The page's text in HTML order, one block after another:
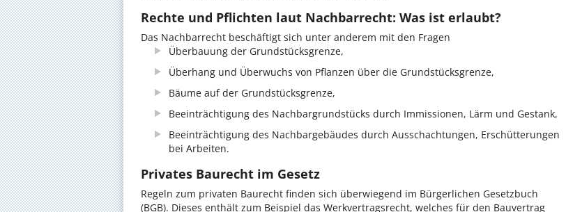
Rechte und Pflichten laut Nachbarrecht: Was ist erlaubt?
Das Nachbarrecht beschäftigt sich unter anderem mit den Fragen
Überbauung der Grundstücksgrenze,
Überhang und Überwuchs von Pflanzen über die Grundstücksgrenze,
Bäume auf der Grundstücksgrenze,
Beeinträchtigung des Nachbargrundstücks durch Immissionen, Lärm und Gestank,
Beeinträchtigung des Nachbargebäudes durch Ausschachtungen, Erschütterungen
bei Arbeiten.
Privates Baurecht im Gesetz
Regeln zum privaten Baurecht finden sich überwiegend im Bürgerlichen Gesetzbuch
(BGB). Dieses enthält zum Beispiel das Werkvertragsrecht, welches für den Bauvertrag